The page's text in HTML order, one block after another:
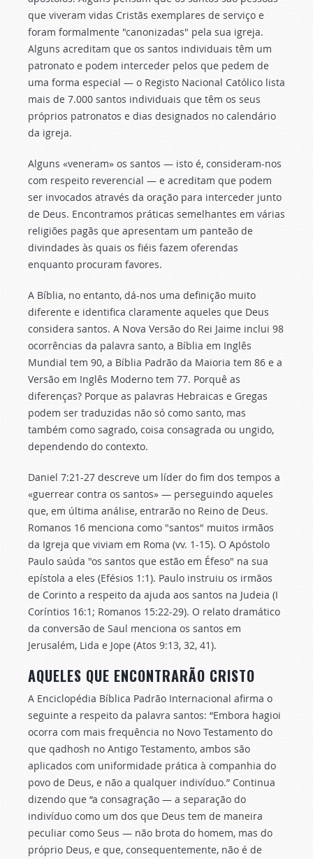
que viveram vidas Cristãs exemplares de serviço e
foram formalmente "canonizadas" pela sua igreja.
Alguns acreditam que os santos individuais têm um
patronato e podem interceder pelos que pedem de
uma forma especial — o Registo Nacional Católico lista
mais de 7.000 santos individuais que têm os seus
próprios patronatos e dias designados no calendário
da igreja.
Alguns «veneram» os santos — isto é, consideram-nos
com respeito reverencial — e acreditam que podem
ser invocados através da oração para interceder junto
de Deus. Encontramos práticas semelhantes em várias
religiões pagãs que apresentam um panteão de
divindades às quais os fiéis fazem oferendas
enquanto procuram favores.
A Bíblia, no entanto, dá-nos uma definição muito
diferente e identifica claramente aqueles que Deus
considera santos. A Nova Versão do Rei Jaime inclui 98
ocorrências da palavra santo, a Bíblia em Inglês
Mundial tem 90, a Bíblia Padrão da Maioria tem 86 e a
Versão em Inglês Moderno tem 77. Porquê as
diferenças? Porque as palavras Hebraicas e Gregas
podem ser traduzidas não só como santo, mas
também como sagrado, coisa consagrada ou ungido,
dependendo do contexto.
Daniel 7:21-27 descreve um líder do fim dos tempos a
«guerrear contra os santos» — perseguindo aqueles
que, em última análise, entrarão no Reino de Deus.
Romanos 16 menciona como "santos" muitos irmãos
da Igreja que viviam em Roma (vv. 1-15). O Apóstolo
Paulo saúda "os santos que estão em Éfeso" na sua
epístola a eles (Efésios 1:1). Paulo instruiu os irmãos
de Corinto a respeito da ajuda aos santos na Judeia (I
Coríntios 16:1; Romanos 15:22-29). O relato dramático
da conversão de Saul menciona os santos em
Jerusalém, Lida e Jope (Atos 9:13, 32, 41).
AQUELES QUE ENCONTRARÃO CRISTO
A Enciclopédia Bíblica Padrão Internacional afirma o
seguinte a respeito da palavra santos: “Embora hagioi
ocorra com mais frequência no Novo Testamento do
que qadhosh no Antigo Testamento, ambos são
aplicados com uniformidade prática à companhia do
povo de Deus, e não a qualquer indivíduo.” Continua
dizendo que “a consagração — a separação do
indivíduo como um dos que Deus tem de maneira
peculiar como Seus — não brota do homem, mas do
próprio Deus, e que, consequentemente, não é de